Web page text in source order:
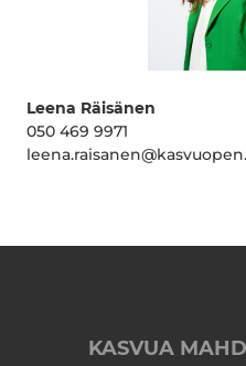
Leena Räisänen
050 469 9971
KASVUA